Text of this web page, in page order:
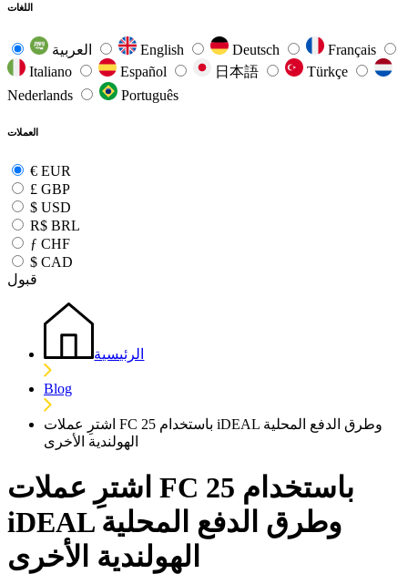
اللغات
English Deutsch
Français
Italiano
Español 日本語
Türkçe
Nederlands
Português
العملات
€ EUR
£ GBP
$ USD
R$ BRL
ƒ CHF
$ CAD
قبول
الرئيسية
Blog
اشترِ عملات FC 25 باستخدام iDEAL وطرق الدفع المحلية
الهولندية الأخرى
اشترِ عملات FC 25 باستخدام
iDEAL وطرق الدفع المحلية
الهولندية الأخرى